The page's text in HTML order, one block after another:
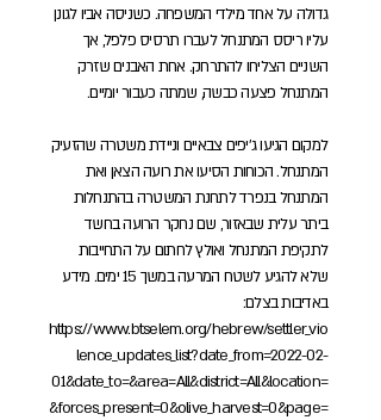
גדולה על אחד מילדי המשפחה. כשניסה אביו לגונן
עליו ריסס המתנחל לעברו תרסיס פלפל, אך
השניים הצליחו להתרחק. אחת האבנים שזרק
המתנחל פצעה כבשה, שמתה כעבור יומיים.
למקום הגיעו ג'יפים צבאיים וניידת משטרה שהזעיק
המתנחל. הכוחות הסיעו את רועה הצאן ואת
המתנחל בנפרד לתחנת המשטרה בהתנחלות
ביתר עלית שבאזור, שם נחקר הרועה בחשד
לתקיפת המתנחל ואולץ לחתום על התחייבות
שלא להגיע לשטח המרעה במשך 15 ימים. מידע
באדיבות בצלם:
https://www.btselem.org/hebrew/settler_vio
lence_updates_list?date_from=2022-02-
01&date_to=&area=All&district=All&location=
&forces_present=0&olive_harvest=0&page=